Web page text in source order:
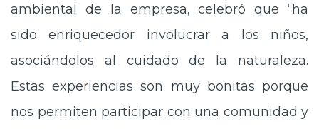
ambiental de la empresa, celebró que “ha
sido enriquecedor involucrar a los niños,
asociándolos al cuidado de la naturaleza.
Estas experiencias son muy bonitas porque
nos permiten participar con una comunidad y